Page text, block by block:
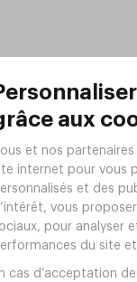
Black Steel MRFVD